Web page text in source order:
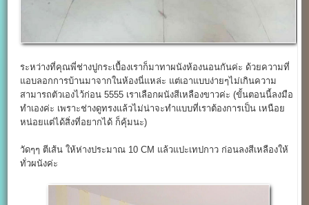
ระหว่างที่คุณพี่ช่างปูกระเบื้องเราก็มาทาผนังห้องนอนกันค่ะ ด้วยความที่
แอบลอกการบ้านมาจากในห้องนี่แหล่ะ แต่เอาแบบง่ายๆไม่เกินความ
สามารถตัวเองไว้ก่อน 5555 เราเลือกผนังสีเหลืองขาวค่ะ (ขั้นตอนนี้ลงมือ
ทำเองค่ะ เพราะช่างดูทรงแล้วไม่น่าจะทำแบบที่เราต้องการเป็น เหนือย
หน่อยแต่ได้สิ่งที่อยากได้ ก็คุ้มนะ)
วัดๆๆ ตีเส้น ให้ห่างประมาณ 10 CM แล้วแปะเทปกาว ก่อนลงสีเหลืองให้
ทั่วผนังค่ะ